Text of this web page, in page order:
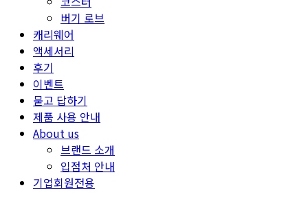
버기 로브
캐리웨어
액세서리
후기
이벤트
묻고 답하기
제품 사용 안내
About us
브랜드 소개
입점처 안내
기업회원전용